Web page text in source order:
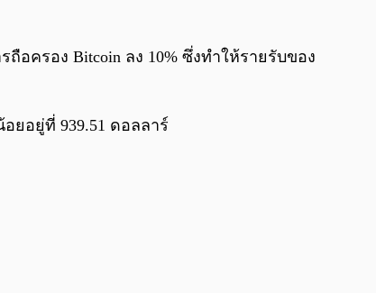
อครอง Bitcoin ลง 10% ซึ่งทำให้รายรับของ
ยอยู่ที่ 939.51 ดอลลาร์